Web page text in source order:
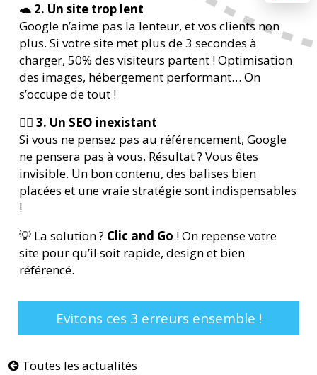
🐢 2. Un site trop lent
Google n’aime pas la lenteur, et vos clients non
plus. Si votre site met plus de 3 secondes à
charger, 50% des visiteurs partent ! Optimisation
des images, hébergement performant… On
s’occupe de tout !
🕵️‍♂️ 3. Un SEO inexistant
Si vous ne pensez pas au référencement, Google
ne pensera pas à vous. Résultat ? Vous êtes
invisible. Un bon contenu, des balises bien
placées et une vraie stratégie sont indispensables
!
💡 La solution ? Clic and Go ! On repense votre
site pour qu’il soit rapide, design et bien
référencé.
Evitons ces 3 erreurs ensemble !
Toutes les actualités